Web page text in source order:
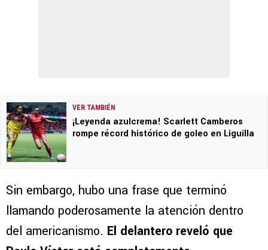
VER TAMBIÉN
¡Leyenda azulcrema! Scarlett Camberos
rompe récord histórico de goleo en Liguilla
Sin embargo, hubo una frase que terminó
llamando poderosamente la atención dentro
del americanismo. El delantero reveló que